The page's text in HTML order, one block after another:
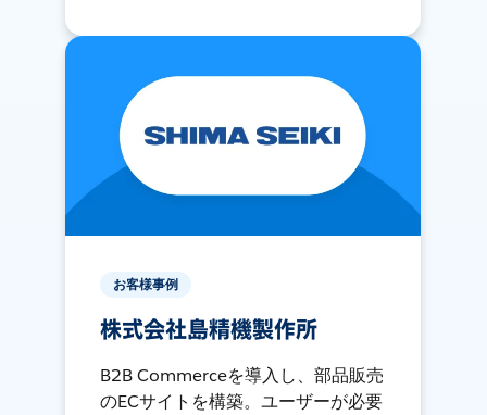
お客様事例
株式会社島精機製作所
B2B Commerceを導入し、部品販売
のECサイトを構築。ユーザーが必要